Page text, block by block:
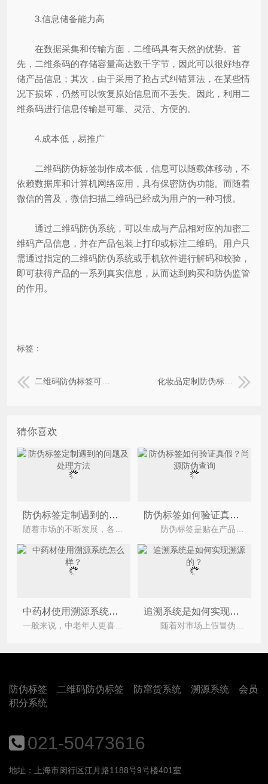
3.信息储备能力高
在数据采集和传输方面，二维码具有天然的优势。首
先，二维条码的存储容量高达数千字节，因此可以很好地存
储产品信息；其次，由于采用了抢占式纠错算法，在某些情
况下损坏，仍然可以恢复原始信息而不丢失。因此，利用二
维条码进行信息传输是可靠、灵活、方便的。
4.成本低，易推广
二维码防伪标签制作成本低，信息可以随载体移动，不
依赖数据库和计算机网络应用，具有保密防伪功能。而随着
微信的普及，微信扫描二维码已经成为用户的一种习惯。
通过二维码防伪系统，可以生成与产品相对应的加密二
维码产品信息，并在产品包装上打印或标注二维码。用户只
需通过指定的二维码防伪系统或手机软件进行解码和校验，
即可获得产品的一系列真实信息，从而达到购买和防伪监管
的作用。
标签：
二维码防伪标签可以应用到哪些行业，技术特点是什么 化妆品定制防伪标签有哪些有益的方面
猜你喜欢
防伪标签定制遇到的问题及处理方法 防伪标签如何验证真假？尚源防伪查询
中药材使用溯源系统怎么样？ 追溯系统是如何实现溯源的？
防伪标签 二维码防伪标签 防窜货系统 溯源系统
会员
积分系统
021-50473616
地址：上海市闵行区江月路1188号9号楼401室